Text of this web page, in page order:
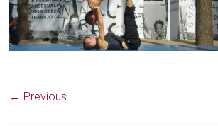
← Previous